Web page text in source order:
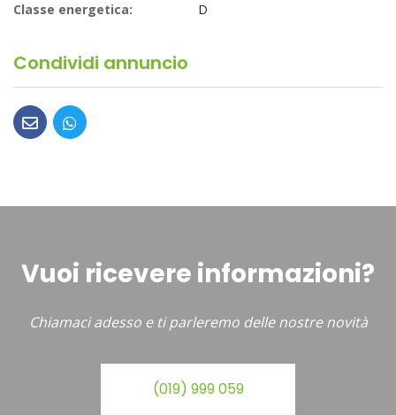
Classe energetica: D
Condividi annuncio
Vuoi ricevere informazioni?
Chiamaci adesso e ti parleremo delle nostre novità
(019) 999 059